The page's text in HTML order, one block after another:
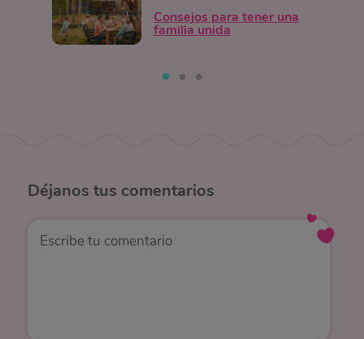
Consejos para tener una
familia unida
Déjanos tus comentarios